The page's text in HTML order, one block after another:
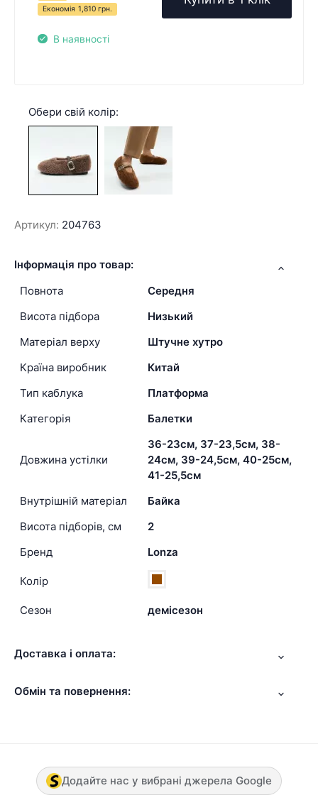
Економія 1,810 грн.
В наявності
Обери свій колір:
Артикул: 204763
Інформація про товар:
Повнота
Середня
Висота підбора
Низький
Матеріал верху
Штучне хутро
Країна виробник
Китай
Тип каблука
Платформа
Категорія
Балетки
Довжина устілки
36-23см, 37-23,5см, 38-
24см, 39-24,5см, 40-25см,
41-25,5см
Внутрішній матеріал
Байка
Висота підборів, см
2
Бренд
Lonza
Колір
Сезон демісезон
Доставка і оплата:
Обмін та повернення:
Додайте нас у вибрані джерела Google